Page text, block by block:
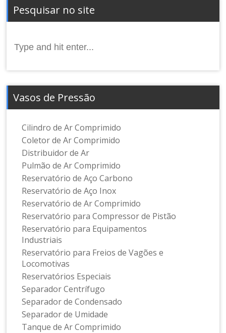
Pesquisar no site
for:
Vasos de Pressão
Cilindro de Ar Comprimido
Coletor de Ar Comprimido
Distribuidor de Ar
Pulmão de Ar Comprimido
Reservatório de Aço Carbono
Reservatório de Aço Inox
Reservatório de Ar Comprimido
Reservatório para Compressor de Pistão
Reservatório para Equipamentos
Industriais
Reservatório para Freios de Vagões e
Locomotivas
Reservatórios Especiais
Separador Centrífugo
Separador de Condensado
Separador de Umidade
Tanque de Ar Comprimido